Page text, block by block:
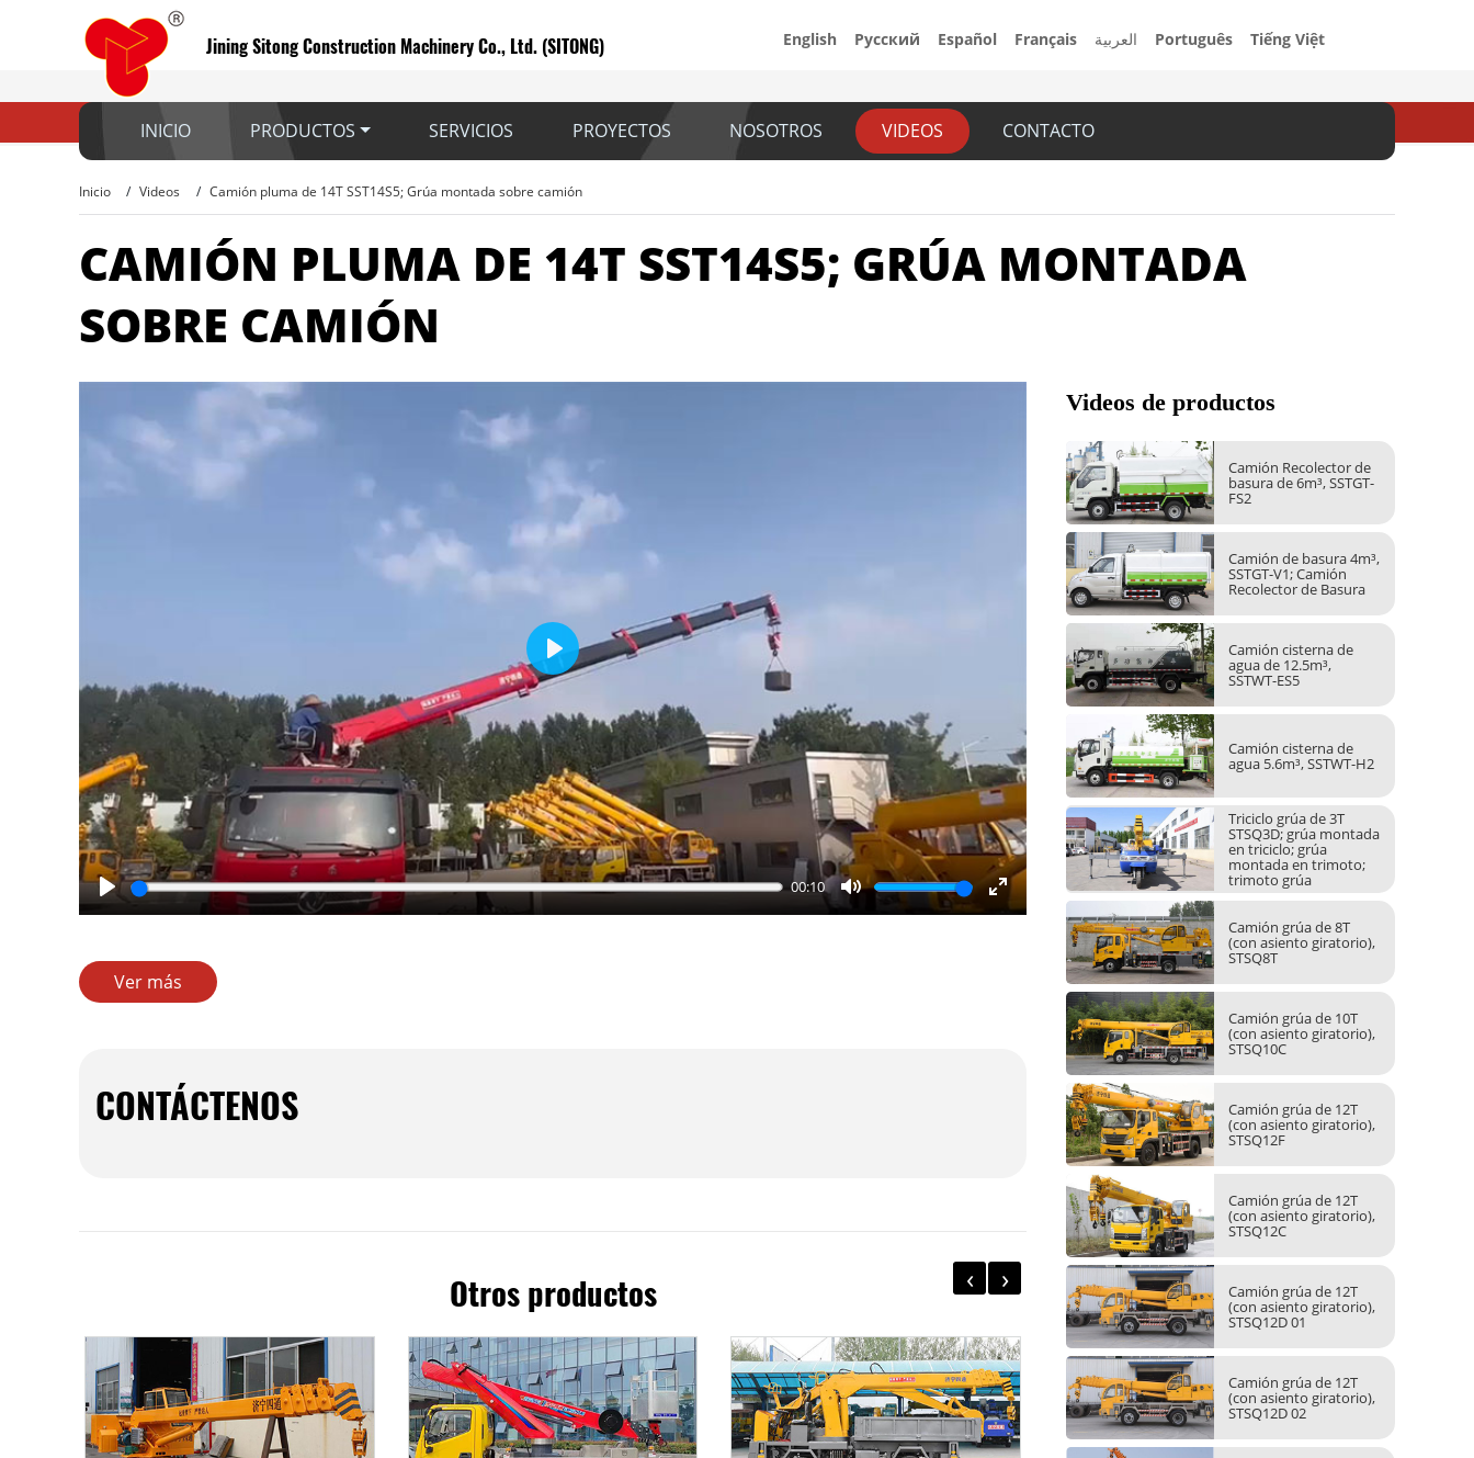
Jining Sitong Construction Machinery Co., Ltd. (SITONG) English Русский Español Français العربية Português Tiếng Việt
INICIO PRODUCTOS SERVICIOS PROYECTOS NOSOTROS VIDEOS CONTACTO
Inicio Videos Camión pluma de 14T SST14S5; Grúa montada sobre camión
CAMIÓN PLUMA DE 14T SST14S5; GRÚA MONTADA
SOBRE CAMIÓN
Play
00:10
Mute
Enter
fullscreen
Play
Ver más
CONTÁCTENOS
Otros productos ‹ ›
Videos de productos
Camión Recolector de
basura de 6m³, SSTGT-
FS2
Camión de basura 4m³,
SSTGT-V1; Camión
Recolector de Basura
Camión cisterna de
agua de 12.5m³,
SSTWT-ES5
Camión cisterna de
agua 5.6m³, SSTWT-H2
Triciclo grúa de 3T
STSQ3D; grúa montada
en triciclo; grúa
montada en trimoto;
trimoto grúa
Camión grúa de 8T
(con asiento giratorio),
STSQ8T
Camión grúa de 10T
(con asiento giratorio),
STSQ10C
Camión grúa de 12T
(con asiento giratorio),
STSQ12F
Camión grúa de 12T
(con asiento giratorio),
STSQ12C
Camión grúa de 12T
(con asiento giratorio),
STSQ12D 01
Camión grúa de 12T
(con asiento giratorio),
STSQ12D 02